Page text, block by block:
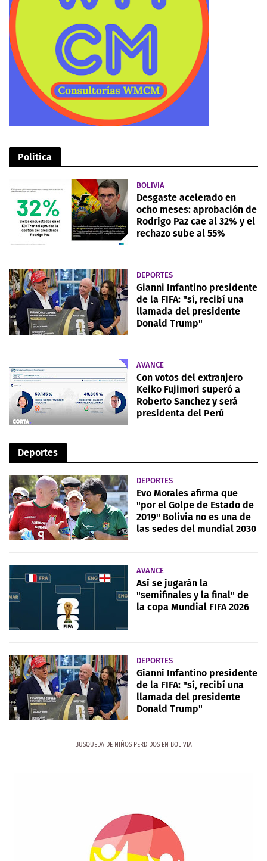
Politica
BOLIVIA
Desgaste acelerado en
ocho meses: aprobación de
Rodrigo Paz cae al 32% y el
rechazo sube al 55%
DEPORTES
Gianni Infantino presidente
de la FIFA: "sí, recibí una
llamada del presidente
Donald Trump"
AVANCE
Con votos del extranjero
Keiko Fujimori superó a
Roberto Sanchez y será
presidenta del Perú
Deportes
DEPORTES
Evo Morales afirma que
"por el Golpe de Estado de
2019" Bolivia no es una de
las sedes del mundial 2030
AVANCE
Así se jugarán la
"semifinales y la final" de
la copa Mundial FIFA 2026
DEPORTES
Gianni Infantino presidente
de la FIFA: "sí, recibí una
llamada del presidente
Donald Trump"
BUSQUEDA DE NIÑOS PERDIDOS EN BOLIVIA